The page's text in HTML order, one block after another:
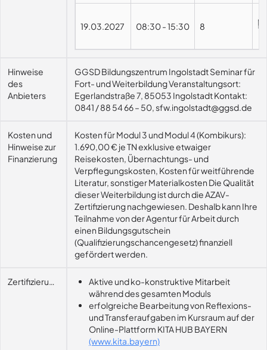
19.03.2027 08:30-15:30 8
Hinweise
des
Anbieters
GGSD Bildungszentrum Ingolstadt Seminar für
Fort- und Weiterbildung Veranstaltungsort:
Egerlandstraße 7, 85053 Ingolstadt Kontakt:
0841 / 88 54 66 – 50, sfw.ingolstadt@ggsd.de
Kosten und
Hinweise zur
Finanzierung
Kosten für Modul 3 und Modul 4 (Kombikurs):
1.690,00 € je TN exklusive etwaiger
Reisekosten, Übernachtungs- und
Verpflegungskosten, Kosten für weitführende
Literatur, sonstiger Materialkosten Die Qualität
dieser Weiterbildung ist durch die AZAV-
Zertifizierung nachgewiesen. Deshalb kann Ihre
Teilnahme von der Agentur für Arbeit durch
einen Bildungsgutschein
(Qualifizierungschancengesetz) finanziell
gefördert werden.
ZertifizierungsvoraussetzungAktive und ko-konstruktive Mitarbeit
während des gesamten Moduls
erfolgreiche Bearbeitung von Reflexions-
und Transferaufgaben im Kursraum auf der
Online-Plattform KITA HUB BAYERN
(www.kita.bayern)